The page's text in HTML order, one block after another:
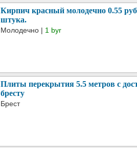
Кирпич красный молодечно 0.55
штука.
Молодечно | 1 byr
Плиты перекрытия 5.5 метров с
бресту
Брест